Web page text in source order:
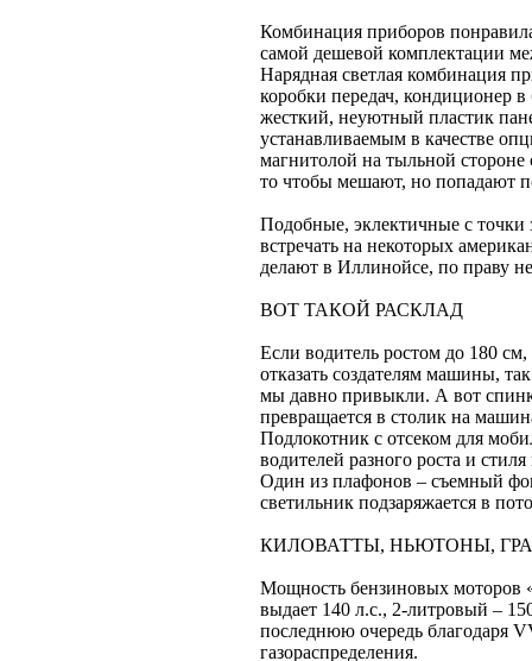
Комбинация приборов
самой дешевой комплектации
Нарядная светлая комбинация
коробки передач, кондиционер
жесткий, неуютный пластик
устанавливаемым в качестве
магнитолой на тыльной
то чтобы мешают, но попадают
Подобные, эклектичные с точки
встречать на некоторых
делают в Иллинойсе, по праву
ВОТ ТАКОЙ РАСКЛАД
Если водитель ростом до 180
отказать создателям машины,
мы давно привыкли. А вот
превращается в столик на
Подлокотник с отсеком для
водителей разного роста и
Один из плафонов – съемный
светильник подзаряжается в
КИЛОВАТТЫ, НЬЮТОНЫ,
Мощность бензиновых моторов
выдает 140 л.с., 2-литровый –
последнюю очередь благодаря
газораспределения.